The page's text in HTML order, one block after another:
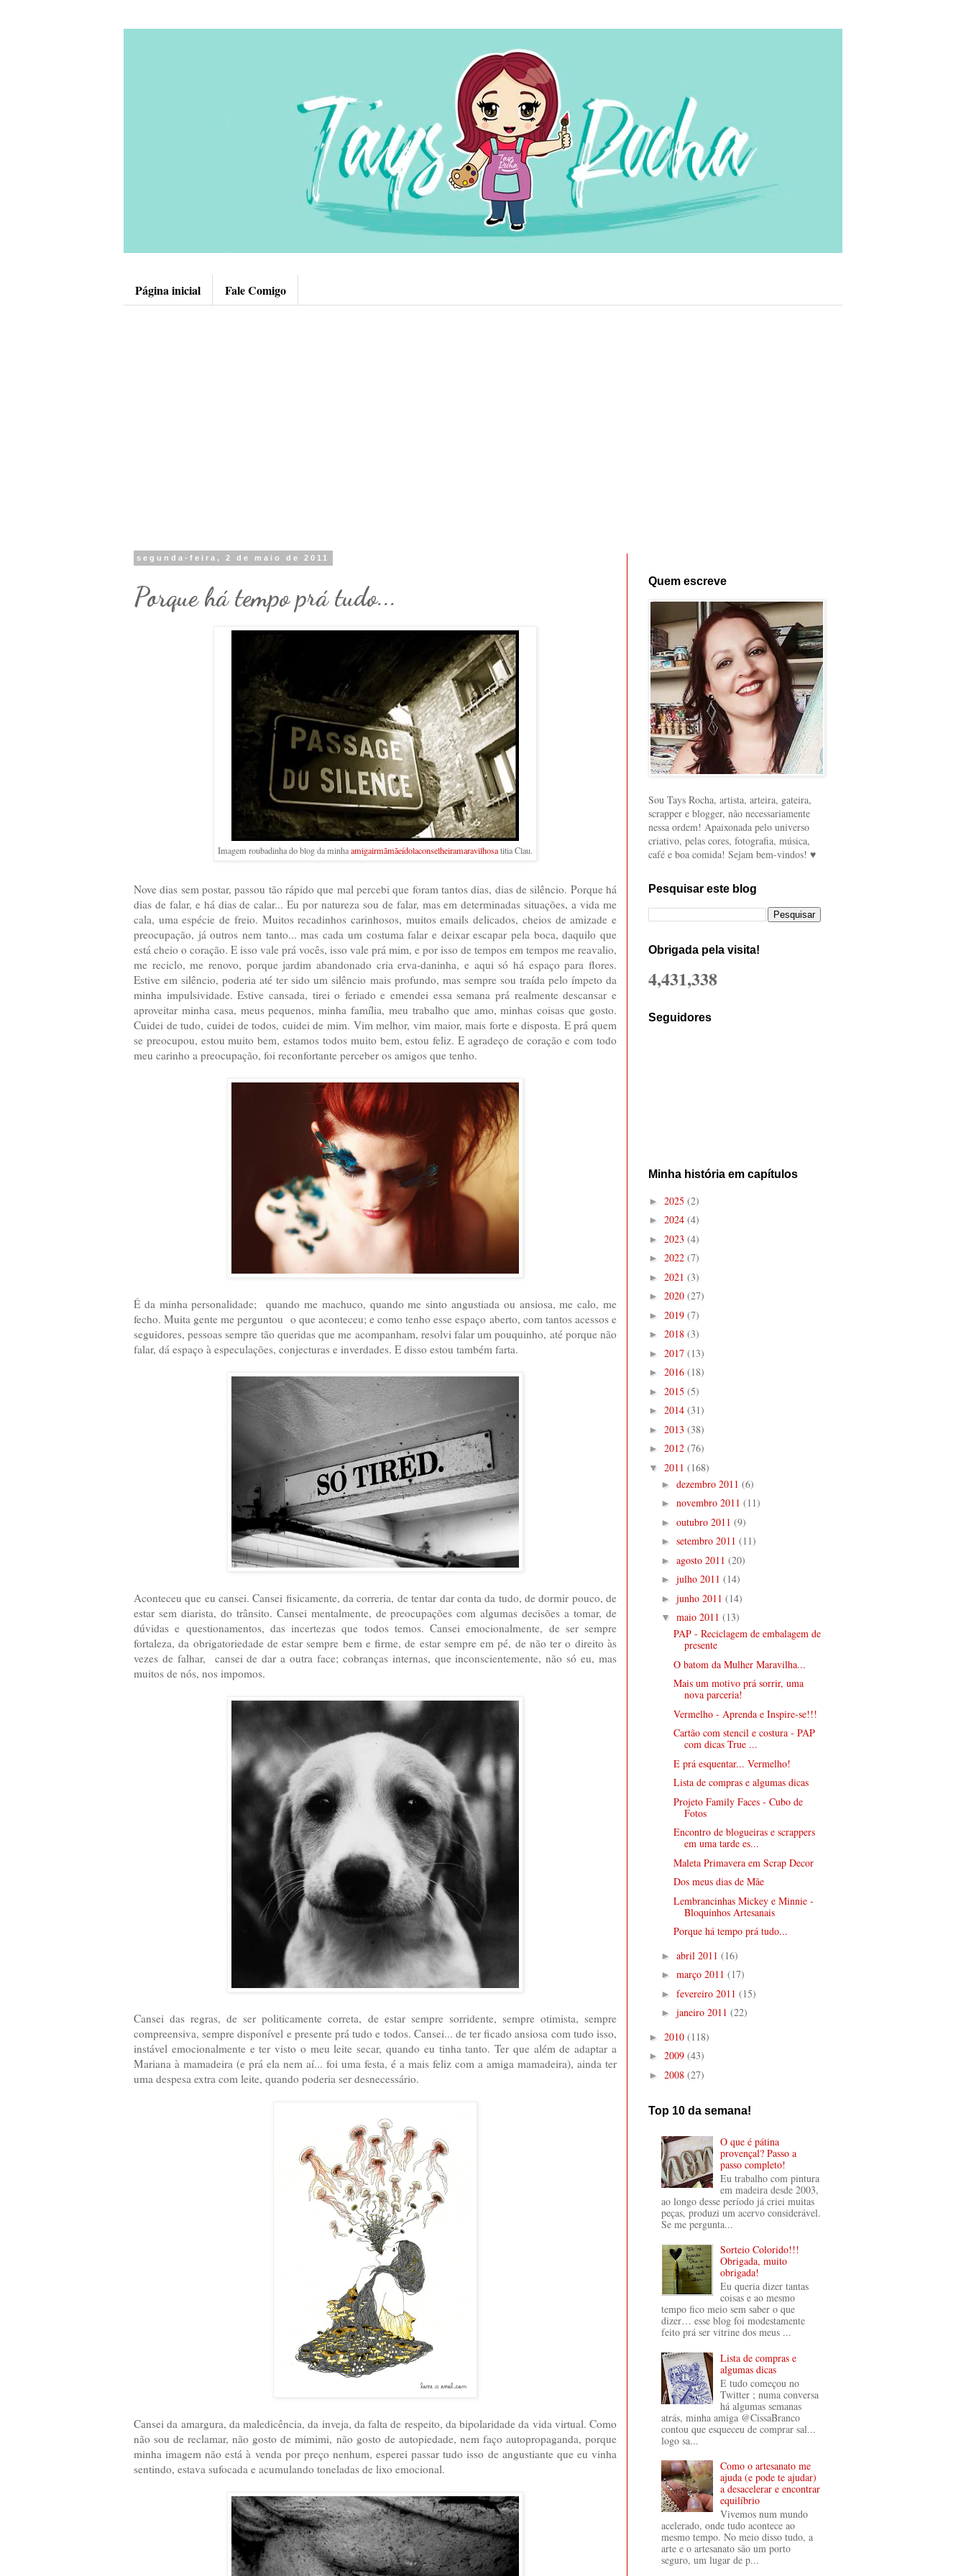
Página inicial Fale Comigo
segunda-feira, 2 de maio de 2011
Porque há tempo prá tudo...
Imagem roubadinha do blog da minhaamigairmãmãeídolaconselheiramaravilhosatitia Clau.
Nove dias sem postar, passou tão rápido que mal percebi que foram tantos dias, dias de silêncio. Porque há
dias de falar, e há dias de calar... Eu por natureza sou de falar, mas em determinadas situações, a vida me
cala, uma espécie de freio. Muitos recadinhos carinhosos, muitos emails delicados, cheios de amizade e
preocupação, já outros nem tanto... mas cada um costuma falar e deixar escapar pela boca, daquilo que
está cheio o coração. E isso vale prá vocês, isso vale prá mim, e por isso de tempos em tempos me reavalio,
me reciclo, me renovo, porque jardim abandonado cria erva-daninha, e aqui só há espaço para flores.
Estive em silêncio, poderia até ter sido um silêncio mais profundo, mas sempre sou traída pelo ímpeto da
minha impulsividade. Estive cansada, tirei o feriado e emendei essa semana prá realmente descansar e
aproveitar minha casa, meus pequenos, minha família, meu trabalho que amo, minhas coisas que gosto.
Cuidei de tudo, cuidei de todos, cuidei de mim. Vim melhor, vim maior, mais forte e disposta. E prá quem
se preocupou, estou muito bem, estamos todos muito bem, estou feliz. E agradeço de coração e com todo
meu carinho a preocupação, foi reconfortante perceber os amigos que tenho.
É da minha personalidade; quando me machuco, quando me sinto angustiada ou ansiosa, me calo, me
fecho. Muita gente me perguntou o que aconteceu; e como tenho esse espaço aberto, com tantos acessos e
seguidores, pessoas sempre tão queridas que me acompanham, resolvi falar um pouquinho, até porque não
falar, dá espaço à especulações, conjecturas e inverdades. E disso estou também farta.
Aconteceu que eu cansei. Cansei fisicamente, da correria, de tentar dar conta da tudo, de dormir pouco, de
estar sem diarista, do trânsito. Cansei mentalmente, de preocupações com algumas decisões a tomar, de
dúvidas e questionamentos, das incertezas que todos temos. Cansei emocionalmente, de ser sempre
fortaleza, da obrigatoriedade de estar sempre bem e firme, de estar sempre em pé, de não ter o direito às
vezes de falhar, cansei de dar a outra face; cobranças internas, que inconscientemente, não só eu, mas
muitos de nós, nos impomos.
Cansei das regras, de ser politicamente correta, de estar sempre sorridente, sempre otimista, sempre
compreensiva, sempre disponível e presente prá tudo e todos. Cansei... de ter ficado ansiosa com tudo isso,
instável emocionalmente e ter visto o meu leite secar, quando eu tinha tanto. Ter que além de adaptar a
Mariana à mamadeira (e prá ela nem aí... foi uma festa, é a mais feliz com a amiga mamadeira), ainda ter
uma despesa extra com leite, quando poderia ser desnecessário.
Cansei da amargura, da maledicência, da inveja, da falta de respeito, da bipolaridade da vida virtual. Como
não sou de reclamar, não gosto de mimimi, não gosto de autopiedade, nem faço autopropaganda, porque
minha imagem não está à venda por preço nenhum, esperei passar tudo isso de angustiante que eu vinha
sentindo, estava sufocada e acumulando toneladas de lixo emocional.
Quem escreve
Sou Tays Rocha, artista, arteira, gateira,
scrapper e blogger, não necessariamente
nessa ordem! Apaixonada pelo universo
criativo, pelas cores, fotografia, música,
café e boa comida! Sejam bem-vindos! ♥
Pesquisar este blog
Obrigada pela visita!
4,431,338
Seguidores
Minha história em capítulos
► 2025 (2)
► 2024 (4)
► 2023 (4)
► 2022 (7)
► 2021 (3)
► 2020 (27)
► 2019 (7)
► 2018 (3)
► 2017 (13)
► 2016 (18)
► 2015 (5)
► 2014 (31)
► 2013 (38)
► 2012 (76)
▼ 2011 (168)
► dezembro 2011 (6)
► novembro 2011 (11)
► outubro 2011 (9)
► setembro 2011 (11)
► agosto 2011 (20)
► julho 2011 (14)
► junho 2011 (14)
▼ maio 2011 (13)
PAP - Reciclagem de embalagem de
presente
O batom da Mulher Maravilha...
Mais um motivo prá sorrir, uma
nova parceria!
Vermelho - Aprenda e Inspire-se!!!
Cartão com stencil e costura - PAP
com dicas True ...
E prá esquentar... Vermelho!
Lista de compras e algumas dicas
Projeto Family Faces - Cubo de
Fotos
Encontro de blogueiras e scrappers
em uma tarde es...
Maleta Primavera em Scrap Decor
Dos meus dias de Mãe
Lembrancinhas Mickey e Minnie -
Bloquinhos Artesanais
Porque há tempo prá tudo...
► abril 2011 (16)
► março 2011 (17)
► fevereiro 2011 (15)
► janeiro 2011 (22)
► 2010 (118)
► 2009 (43)
► 2008 (27)
Top 10 da semana!
O que é pátina
provençal? Passo a
passo completo!
Eu trabalho com pintura
em madeira desde 2003,
ao longo desse período já criei muitas
peças, produzi um acervo considerável.
Se me pergunta...
Sorteio Colorido!!!
Obrigada, muito
obrigada!
Eu queria dizer tantas
coisas e ao mesmo
tempo fico meio sem saber o que
dizer… esse blog foi modestamente
feito prá ser vitrine dos meus ...
Lista de compras e
algumas dicas
E tudo começou no
Twitter ; numa conversa
há algumas semanas
atrás, minha amiga @CissaBranco
contou que esqueceu de comprar sal...
logo sa...
Como o artesanato me
ajuda (e pode te ajudar)
a desacelerar e encontrar
equilíbrio
Vivemos num mundo
acelerado, onde tudo acontece ao
mesmo tempo. No meio disso tudo, a
arte e o artesanato são um porto
seguro, um lugar de p...